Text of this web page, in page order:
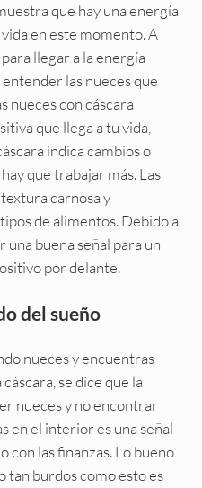
que hay una energía
en este momento. A
llegar a la energía
las nueces que
nueces con cáscara
que llega a tu vida,
indica cambios o
que trabajar más. Las
carnosa y
de alimentos. Debido a
una buena señal para un
por delante.
del sueño
nueces y encuentras
se dice que la
nueces y no encontrar
en el interior es una señal
con las finanzas. Lo bueno
tan burdos como esto es